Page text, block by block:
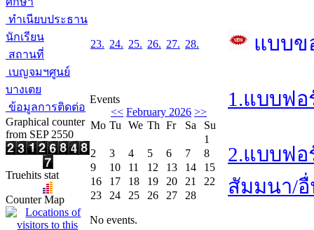
ทำเนียบประธาน
นักเรียน
สถานที่
เบญจมฯศูนย์
บางเตย
ข้อมูลการติดต่อ
Graphical counter
from SEP 2550
Truehits stat
Counter Map
23. 24. 25. 26. 27. 28.
Events
<< February 2026 >>
Mo Tu We Th Fr Sa
Su
1
2
3 4 5 6 7
8
9
10 11 12 13 14
15
16
17 18 19 20 21
22
23
24 25 26 27 28
No events.
แบบข
1.แบบฟ
2.แบบฟ
สัมมนา/